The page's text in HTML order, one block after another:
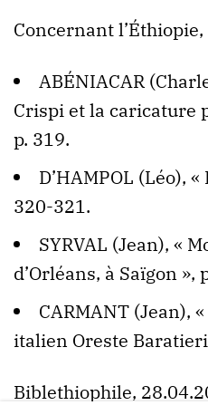
Concernant
ABÉNIACAR
Crispi et la caricature
p. 319.
D’HAMPOL (Léo),
320-321.
SYRVAL (Jean), «
d’Orléans, à Saïgon »,
CARMANT (Jean),
italien Oreste Baratieri
Biblethiophile,